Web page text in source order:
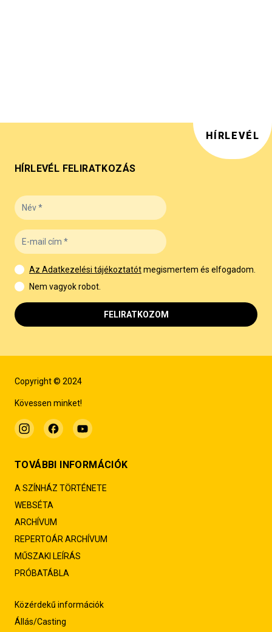
Copyright © 2024
Kövessen minket!
TOVÁBBI INFORMÁCIÓK
A SZÍNHÁZ TÖRTÉNETE
WEBSÉTA
ARCHÍVUM
REPERTOÁR ARCHÍVUM
MŰSZAKI LEÍRÁS
PRÓBATÁBLA
Közérdekű információk
Állás/Casting
HÍRLEVÉL
HÍRLEVÉL FELIRATKOZÁS
Az Adatkezelési tájékoztatótmegismertem és elfogadom.
Nem vagyok robot.
FELIRATKOZOM